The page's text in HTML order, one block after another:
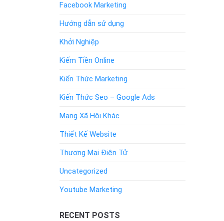
Facebook Marketing
Hướng dẫn sử dụng
Khởi Nghiệp
Kiếm Tiền Online
Kiến Thức Marketing
Kiến Thức Seo – Google Ads
Mạng Xã Hội Khác
Thiết Kế Website
Thương Mại Điện Tử
Uncategorized
Youtube Marketing
RECENT POSTS